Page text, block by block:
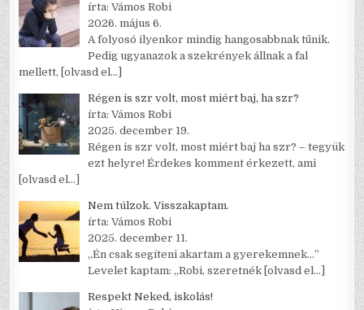
írta: Vámos Robi
2026. május 6.
A folyosó ilyenkor mindig hangosabbnak tűnik.
Pedig ugyanazok a szekrények állnak a fal
mellett, [olvasd el…]
Régen is szr volt, most miért baj, ha szr?
írta: Vámos Robi
2025. december 19.
Régen is szr volt, most miért baj ha szr? – tegyük
ezt helyre! Érdekes komment érkezett, ami
[olvasd el…]
Nem túlzok. Visszakaptam.
írta: Vámos Robi
2025. december 11.
„Én csak segíteni akartam a gyerekemnek…”
Levelet kaptam: „Robi, szeretnék [olvasd el…]
Respekt Neked, iskolás!